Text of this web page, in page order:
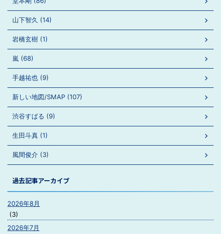
山下智久 (14)
岩橋玄樹 (1)
嵐 (68)
手越祐也 (9)
新しい地図/SMAP (107)
渋谷すばる (9)
生田斗真 (1)
風間俊介 (3)
過去記事アーカイブ
2026年8月
(3)
2026年7月